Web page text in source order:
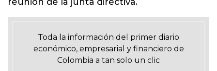
Toda la información del primer diario
económico, empresarial y financiero de
Colombia a tan solo un clic